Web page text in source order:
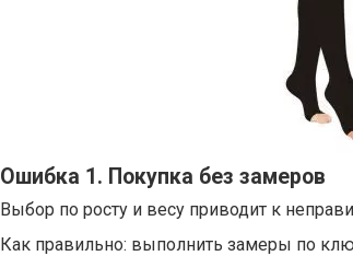
Ошибка 1. Покупка без замеров
Выбор по росту и весу приводит к
Как правильно: выполнить замеры по